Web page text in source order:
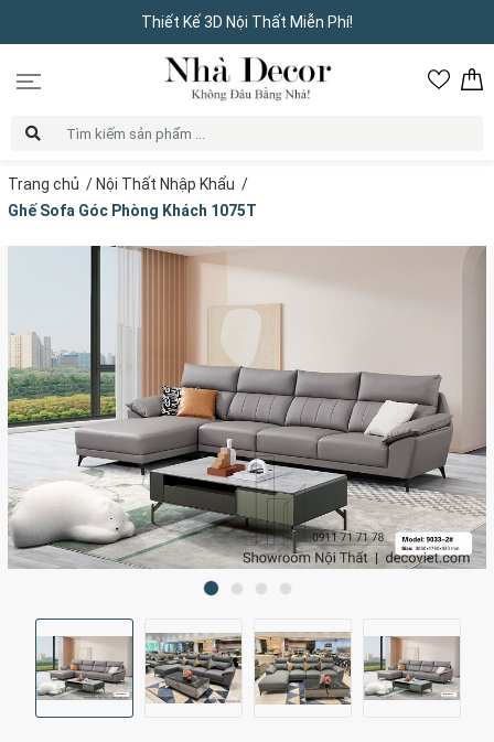
Thiết Kế 3D Nội Thất Miễn Phí!
Trang chủ / Nội Thất Nhập Khẩu /
Ghế Sofa Góc Phòng Khách 1075T